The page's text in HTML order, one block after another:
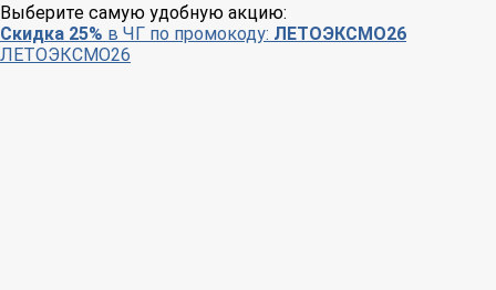
Выберите самую удобную акцию:
Скидка 25% в ЧГ по промокоду: ЛЕТОЭКСМО26
ЛЕТОЭКСМО26